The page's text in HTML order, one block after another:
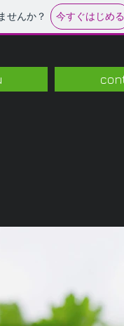
せんか？ 今すぐはじめる